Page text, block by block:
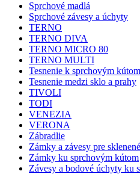
Sprchové madlá
Sprchové závesy a úchyty
TERNO
TERNO DIVA
TERNO MICRO 80
TERNO MULTI
Tesnenie k sprchovým kútom
Tesnenie medzi sklo a prahy
TIVOLI
TODI
VENEZIA
VERONA
Zábradlie
Zámky a závesy pre
Zámky ku sprchovým kútom
Závesy a bodové úchyty ku